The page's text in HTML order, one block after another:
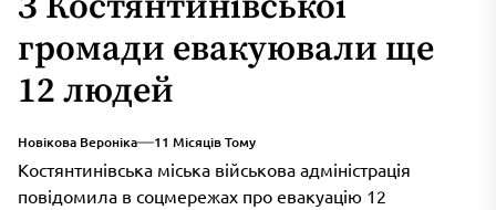
громади евакуювали ще
12 людей
Новікова Вероніка 11 Місяців Тому
Костянтинівська міська військова адміністрація
повідомила в соцмережах про евакуацію 12